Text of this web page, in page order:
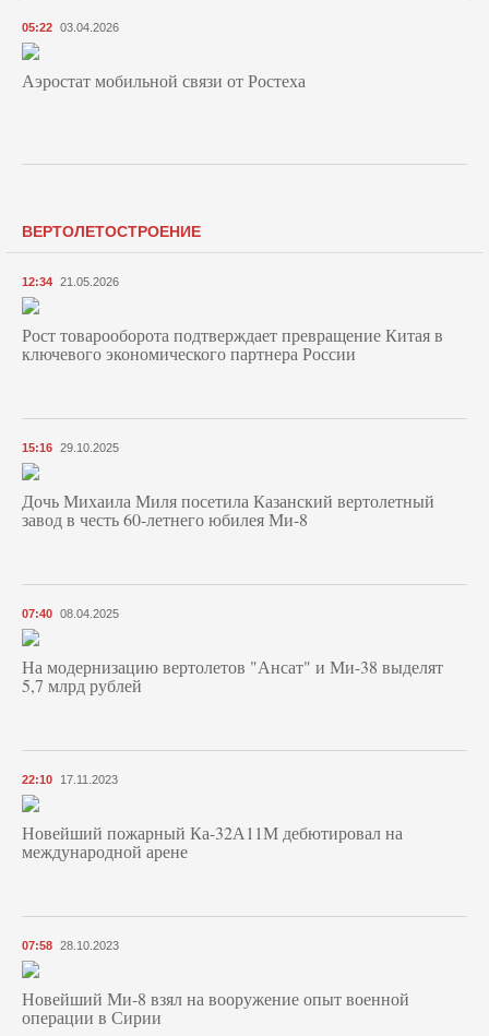
05:22 03.04.2026
Аэростат мобильной связи от Ростеха
ВЕРТОЛЕТОСТРОЕНИЕ
12:34 21.05.2026
Рост товарооборота подтверждает превращение Китая в
ключевого экономического партнера России
15:16 29.10.2025
Дочь Михаила Миля посетила Казанский вертолетный
завод в честь 60-летнего юбилея Ми-8
07:40 08.04.2025
На модернизацию вертолетов "Ансат" и Ми-38 выделят
5,7 млрд рублей
22:10 17.11.2023
Новейший пожарный Ка-32А11М дебютировал на
международной арене
07:58 28.10.2023
Новейший Ми-8 взял на вооружение опыт военной
операции в Сирии